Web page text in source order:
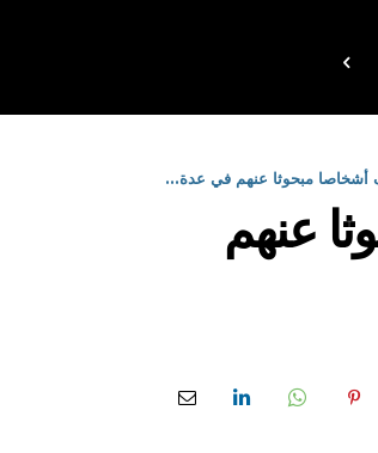
أشخاصا مبحوثا عنهم في عدة...
عنهم